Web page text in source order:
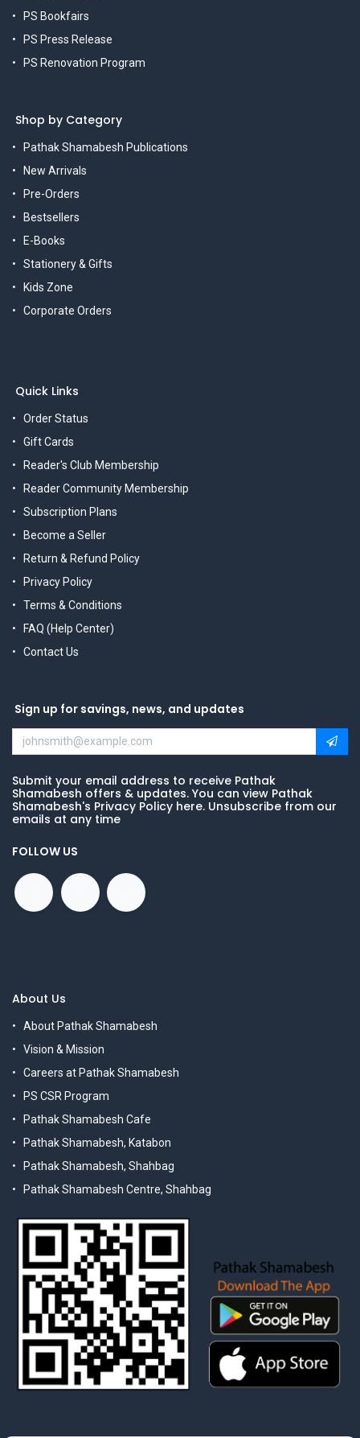
PS Bookfairs
PS Press Release
PS Renovation Program
Shop by Category
Pathak Shamabesh Publications
New Arrivals
Pre-Orders
Bestsellers
E-Books
Stationery & Gifts
Kids Zone
Corporate Orders
Quick Links
Order Status
Gift Cards
Reader's Club Membership
Reader Community Membership
Subscription Plans
Become a Seller
Return & Refund Policy
Privacy Policy
Terms & Conditions
FAQ (Help Center)
Contact Us
Sign up for savings, news, and updates
Submit your email address to receive Pathak
Shamabesh offers & updates. You can view Pathak
Shamabesh's Privacy Policy here. Unsubscribe from our
emails at any time
FOLLOW US
About Us
About Pathak Shamabesh
Vision & Mission
Careers at Pathak Shamabesh
PS CSR Program
Pathak Shamabesh Cafe
Pathak Shamabesh, Katabon
Pathak Shamabesh, Shahbag
Pathak Shamabesh Centre, Shahbag